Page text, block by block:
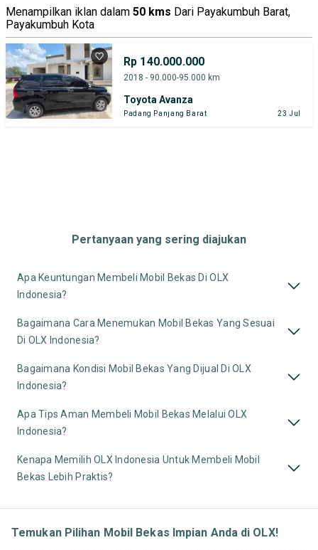
Menampilkan iklan dalam 50 kms Dari Payakumbuh Barat,
Payakumbuh Kota
Rp 140.000.000
2018 - 90.000-95.000 km
Toyota Avanza
Padang Panjang Barat 23 Jul
Pertanyaan yang sering diajukan
Apa Keuntungan Membeli Mobil Bekas Di OLX
Indonesia?
Bagaimana Cara Menemukan Mobil Bekas Yang Sesuai
Di OLX Indonesia?
Bagaimana Kondisi Mobil Bekas Yang Dijual Di OLX
Indonesia?
Apa Tips Aman Membeli Mobil Bekas Melalui OLX
Indonesia?
Kenapa Memilih OLX Indonesia Untuk Membeli Mobil
Bekas Lebih Praktis?
Temukan Pilihan Mobil Bekas Impian Anda di OLX!